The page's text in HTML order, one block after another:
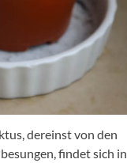
dereinst von den
findet sich in